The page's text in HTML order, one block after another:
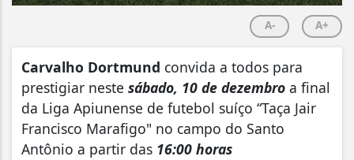
A- A+
Carvalho Dortmund convida a todos para
prestigiar neste sábado, 10 de dezembro a final
da Liga Apiunense de futebol suíço “Taça Jair
Francisco Marafigo" no campo do Santo
Antônio a partir das 16:00 horas